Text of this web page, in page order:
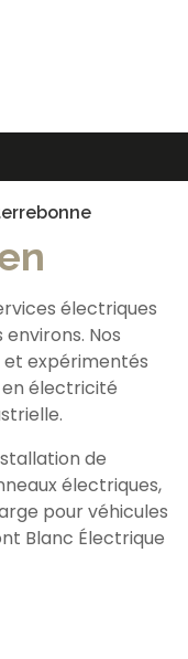
électriques
Nos
expérimentés
électricité
de
électriques,
pour véhicules
Blanc Électrique